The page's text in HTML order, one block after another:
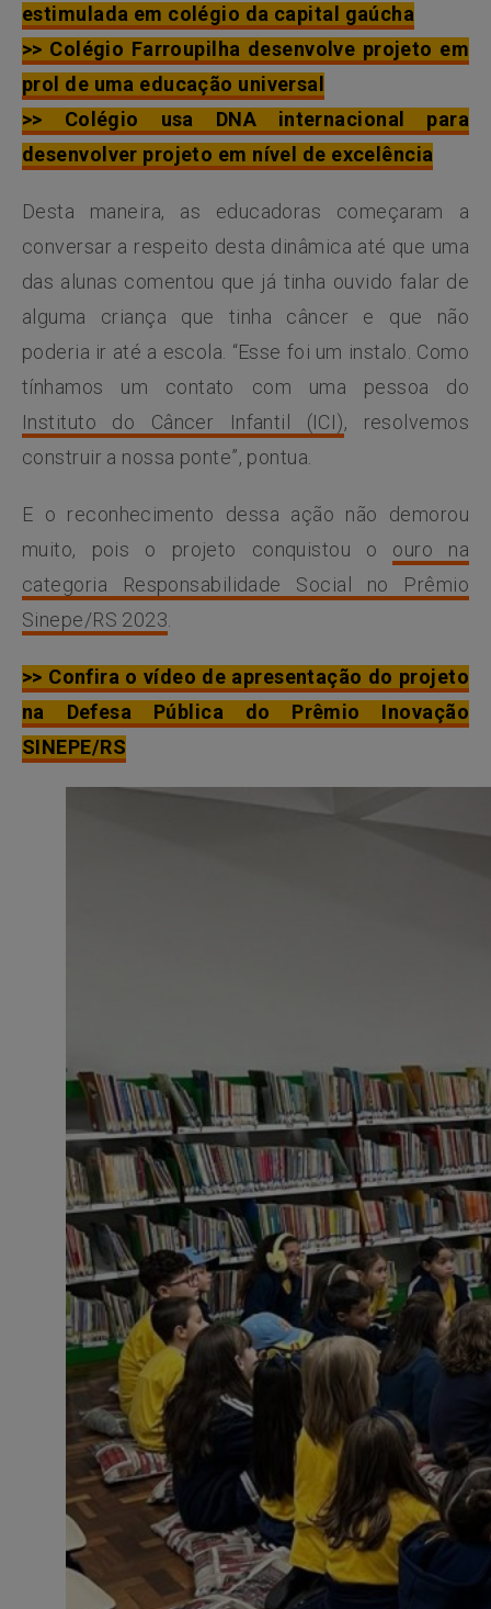
estimulada em colégio da capital gaúcha
>> Colégio Farroupilha desenvolve projeto em
prol de uma educação universal
>> Colégio usa DNA internacional para
desenvolver projeto em nível de excelência
Desta maneira, as educadoras começaram a
conversar a respeito desta dinâmica até que uma
das alunas comentou que já tinha ouvido falar de
alguma criança que tinha câncer e que não
poderia ir até a escola. “Esse foi um instalo. Como
tínhamos um contato com uma pessoa do
Instituto do Câncer Infantil (ICI), resolvemos
construir a nossa ponte”, pontua.
E o reconhecimento dessa ação não demorou
muito, pois o projeto conquistou o ouro na
categoria Responsabilidade Social no Prêmio
Sinepe/RS 2023
>> Confira o vídeo de apresentação do projeto
na Defesa Pública do Prêmio Inovação
SINEPE/RS